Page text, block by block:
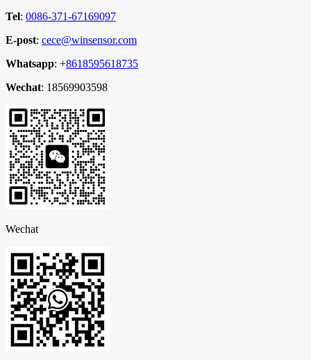
Tel: 0086-371-67169097
E-post: cece@winsensor.com
Whatsapp: +8618595618735
Wechat: 18569903598
Wechat